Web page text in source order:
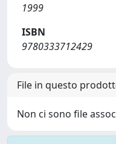
1999
ISBN
9780333712429
File in questo
Non ci sono file